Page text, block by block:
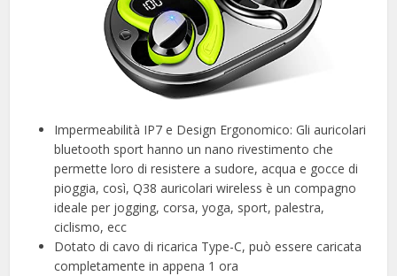
Impermeabilità IP7 e Design Ergonomico: Gli auricolari
bluetooth sport hanno un nano rivestimento che
permette loro di resistere a sudore, acqua e gocce di
pioggia, così, Q38 auricolari wireless è un compagno
ideale per jogging, corsa, yoga, sport, palestra,
ciclismo, ecc
Dotato di cavo di ricarica Type-C, può essere caricata
completamente in appena 1 ora